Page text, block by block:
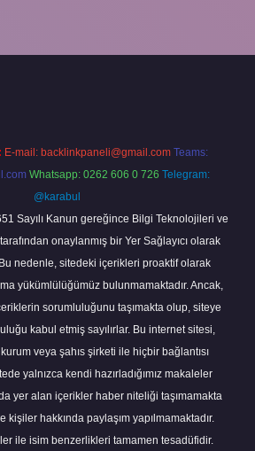
E-mail: backlinkpaneli@gmail.com Teams:
Whatsapp: 0262 606 0 726 Telegram:
@karabul
Sayılı Kanun gereğince Bilgi Teknolojileri ve
onaylanmış bir Yer Sağlayıcı olarak
nedenle, sitedeki içerikleri proaktif olarak
yükümlülüğümüz bulunmamaktadır. Ancak,
sorumluluğunu taşımakta olup, siteye
kabul etmiş sayılırlar. Bu internet sitesi,
veya şahıs şirketi ile hiçbir bağlantısı
yalnızca kendi hazırladığımız makaleler
yer alan içerikler haber niteliği taşımamakta
kişiler hakkında paylaşım yapılmamaktadır.
ile isim benzerlikleri tamamen tesadüfidir.